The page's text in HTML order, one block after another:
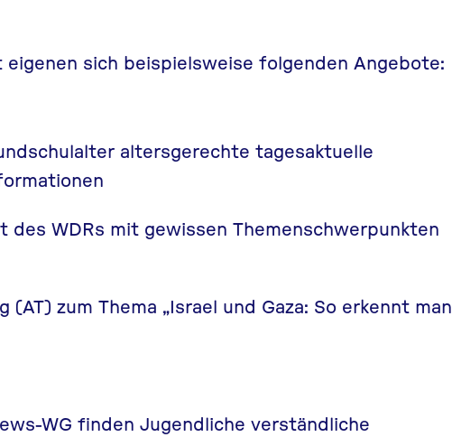
eigenen sich beispielsweise folgenden Angebote:
altersgerechte tagesaktuelle
des WDRs mit gewissen Themenschwerpunkten
(AT) zum Thema „Israel und Gaza: So erkennt man
WG finden Jugendliche verständliche